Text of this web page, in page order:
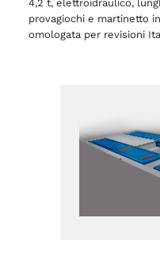
4,2 t, elettroidraulico,
provagiochi e martinetto
omologata per revisioni